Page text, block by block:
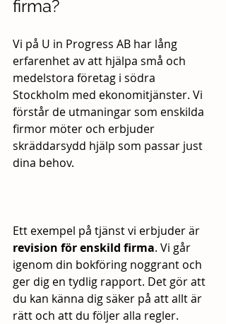
firma?
Vi på U in Progress AB har lång
erfarenhet av att hjälpa små och
medelstora företag i södra
Stockholm med ekonomitjänster. Vi
förstår de utmaningar som enskilda
firmor möter och erbjuder
skräddarsydd hjälp som passar just
dina behov.
Ett exempel på tjänst vi erbjuder är
revision för enskild firma. Vi går
igenom din bokföring noggrant och
ger dig en tydlig rapport. Det gör att
du kan känna dig säker på att allt är
rätt och att du följer alla regler.